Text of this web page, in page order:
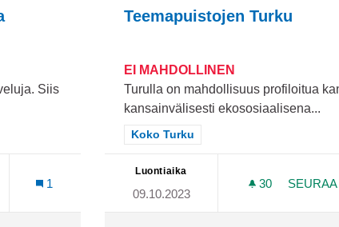
Siis
1
Teemapuistojen Turku
EI MAHDOLLINEN
Turulla on mahdollisuus profiloitua
kansainvälisesti ekososiaalisena...
Rajaa tulokset teeman mukaan: Koko
Koko Turku
Luontiaika
09.10.2023
30 30
SEURAA